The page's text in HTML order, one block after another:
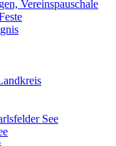
Vereinspauschale
See